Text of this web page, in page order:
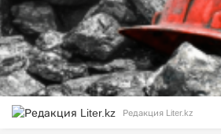
Редакция Liter.kz